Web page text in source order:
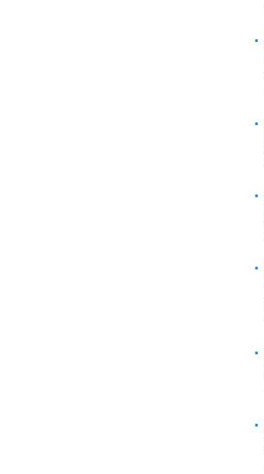
·
·
·
·
·
·